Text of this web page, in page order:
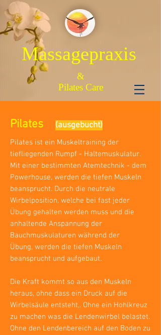
Massagepraxis
&
Pilates Care
Pilates (ausgebucht)
Pilates ist ein Muskeltraining der
tiefliegenden Rumpf - Haltemuskulatur.
Mit einer bestimmten Atemtechnik - dem
Powerhouse, werden die tiefen Muskeln
beansprucht. Durch die neutrale
Wirbelposition, welche bei fast jeder
Übung gehalten werden muss und die
anhaltende Anspannung der
Bauchmuskulaturen während der
Übung, werden die tiefen Muskeln
beansprucht und aufgebaut.
Die Kraft kommt so aus den Muskeln
heraus, ohne dass ein Druck auf die
Wirbelsäule entsteht,. Ohne ein Hohlkreuz
zu machen was die Lendenwirbel belastet.
Ohne den Lendenbereich auf den Boden zu